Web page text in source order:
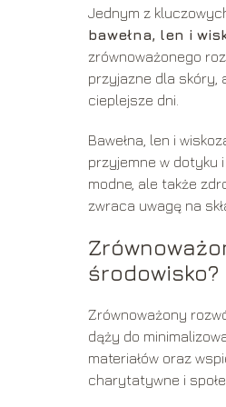
Jednym z
bawełna, len i
zrównoważonego
przyjazne dla skóry,
cieplejsze dni.
Bawełna, len i
przyjemne w dotyku
modne, ale także
zwraca uwagę na
środowisko?
Zrównoważony
dąży do
materiałów oraz
charytatywne i